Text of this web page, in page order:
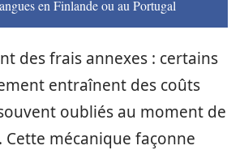
en Finlande ou au Portugal
des frais annexes : certains
entraînent des coûts
oubliés au moment de
Cette mécanique façonne